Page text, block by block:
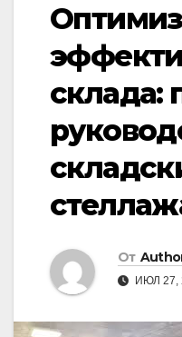
склада:
От
ИЮЛ 27,